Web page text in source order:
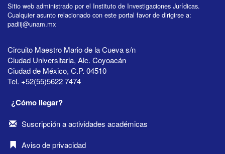
Sitio web administrado por el Instituto de Investigaciones Jurídicas.
Cualquier asunto relacionado con este portal favor de dirigirse a:
padiij@unam.mx
Circuito Maestro Mario de la Cueva s/n
Ciudad Universitaria, Alc. Coyoacán
Ciudad de México, C.P. 04510
Tel. +52(55)5622 7474
¿Cómo llegar?
Suscripción a actividades académicas
Aviso de privacidad